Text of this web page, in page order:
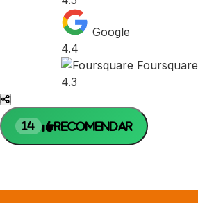
Google
4.4
Foursquare
4.3
14 Recomendar